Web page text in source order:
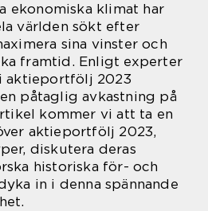
ekonomiska klimat har
världen sökt efter
sina vinster och
framtid. Enligt experter
aktieportfölj 2023
påtaglig avkastning på
kommer vi att ta en
aktieportfölj 2023,
diskutera deras
historiska för- och
in i denna spännande